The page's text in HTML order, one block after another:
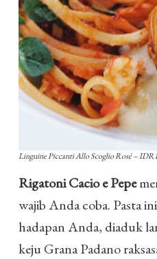
Linguine Piccanti Allo Scoglio Rosé –
Rigatoni Cacio e Pepe
wajib Anda coba. Pasta
hadapan Anda, diaduk
keju Grana Padano